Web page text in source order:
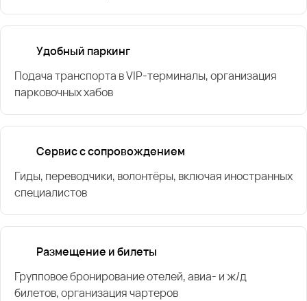
Удобный паркинг
Подача транспорта в VIP-терминалы, организация
парковочных хабов
Сервис с сопровождением
Гиды, переводчики, волонтёры, включая иностранных
специалистов
Размещение и билеты
Групповое бронирование отелей, авиа- и ж/д
билетов, организация чартеров